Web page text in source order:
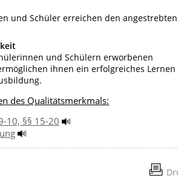
und Schüler erreichen den angestrebten
und Schülern erworbenen
ihnen ein erfolgreiches
des Qualitätsmerkmals:
10, §§ 15-20